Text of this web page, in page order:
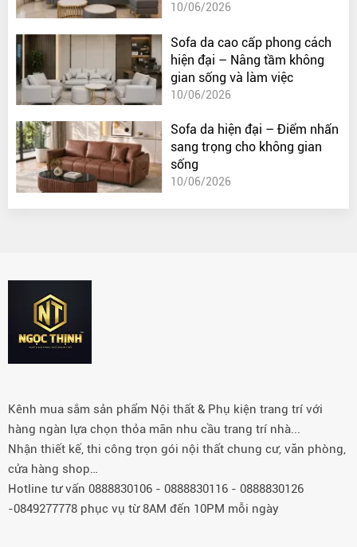
10/06/2026
Sofa da cao cấp phong cách
hiện đại – Nâng tầm không
gian sống và làm việc
10/06/2026
Sofa da hiện đại – Điểm nhấn
sang trọng cho không gian
sống
10/06/2026
Kênh mua sắm sản phẩm Nội thất & Phụ kiện trang trí với
hàng ngàn lựa chọn thỏa mãn nhu cầu trang trí nhà...
Nhận thiết kế, thi công trọn gói nội thất chung cư, văn phòng,
cửa hàng shop…
Hotline tư vấn 0888830106 - 0888830116 - 0888830126
-0849277778 phục vụ từ 8AM đến 10PM mỗi ngày